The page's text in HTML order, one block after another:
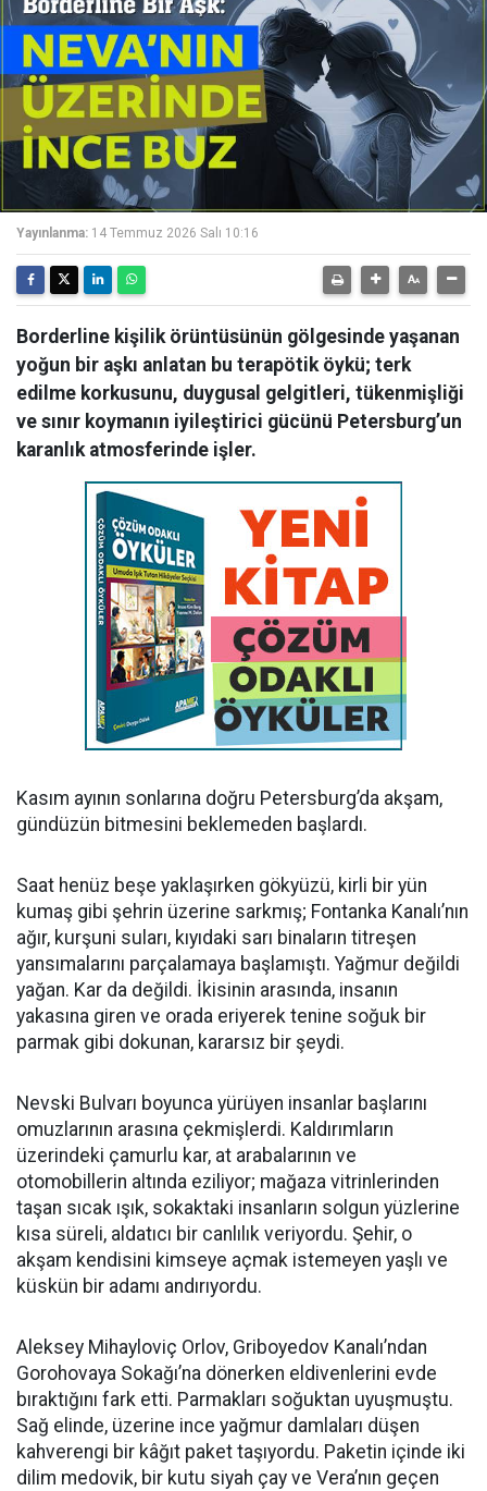
Yayınlanma: 14 Temmuz 2026 Salı 10:16
Borderline kişilik örüntüsünün gölgesinde yaşanan
yoğun bir aşkı anlatan bu terapötik öykü; terk
edilme korkusunu, duygusal gelgitleri, tükenmişliği
ve sınır koymanın iyileştirici gücünü Petersburg’un
karanlık atmosferinde işler.
Kasım ayının sonlarına doğru Petersburg’da akşam,
gündüzün bitmesini beklemeden başlardı.
Saat henüz beşe yaklaşırken gökyüzü, kirli bir yün
kumaş gibi şehrin üzerine sarkmış; Fontanka Kanalı’nın
ağır, kurşuni suları, kıyıdaki sarı binaların titreşen
yansımalarını parçalamaya başlamıştı. Yağmur değildi
yağan. Kar da değildi. İkisinin arasında, insanın
yakasına giren ve orada eriyerek tenine soğuk bir
parmak gibi dokunan, kararsız bir şeydi.
Nevski Bulvarı boyunca yürüyen insanlar başlarını
omuzlarının arasına çekmişlerdi. Kaldırımların
üzerindeki çamurlu kar, at arabalarının ve
otomobillerin altında eziliyor; mağaza vitrinlerinden
taşan sıcak ışık, sokaktaki insanların solgun yüzlerine
kısa süreli, aldatıcı bir canlılık veriyordu. Şehir, o
akşam kendisini kimseye açmak istemeyen yaşlı ve
küskün bir adamı andırıyordu.
Aleksey Mihayloviç Orlov, Griboyedov Kanalı’ndan
Gorohovaya Sokağı’na dönerken eldivenlerini evde
bıraktığını fark etti. Parmakları soğuktan uyuşmuştu.
Sağ elinde, üzerine ince yağmur damlaları düşen
kahverengi bir kâğıt paket taşıyordu. Paketin içinde iki
dilim medovik, bir kutu siyah çay ve Vera’nın geçen